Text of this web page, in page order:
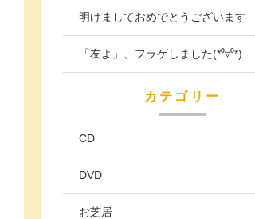
明けましておめでとうございます
「友よ」、フラゲしました(*⁰▿⁰*)
カテゴリー
CD
DVD
お芝居